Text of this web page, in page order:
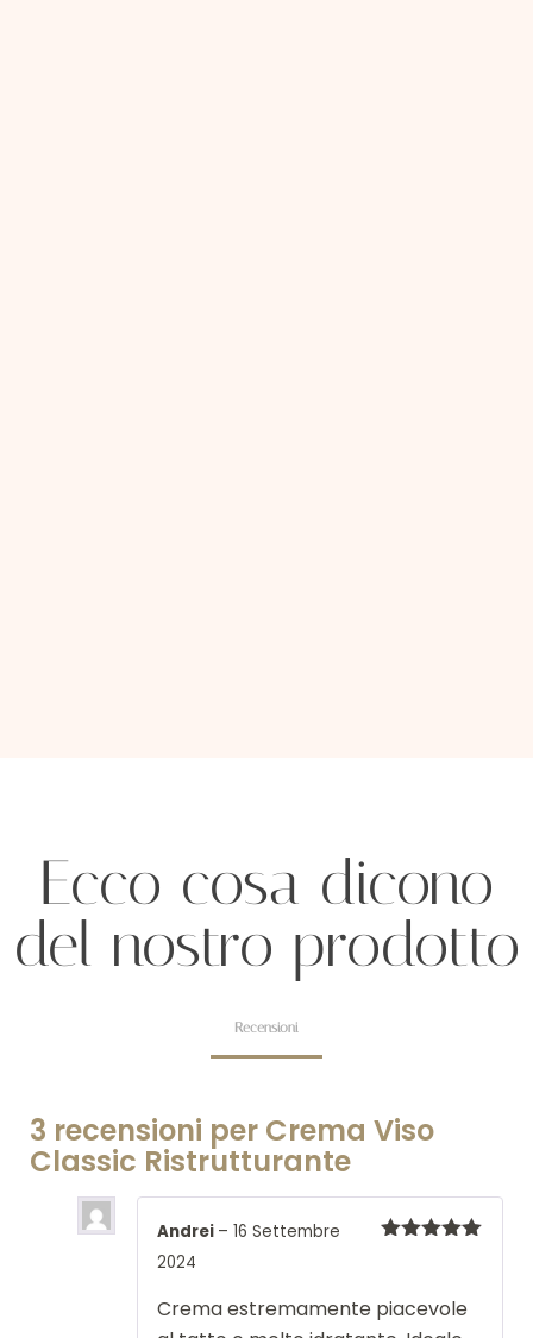
Ecco cosa dicono
del nostro prodotto
Recensioni
3 recensioni per Crema Viso
Classic Ristrutturante
Andrei – 16 Settembre
2024
Crema estremamente piacevole